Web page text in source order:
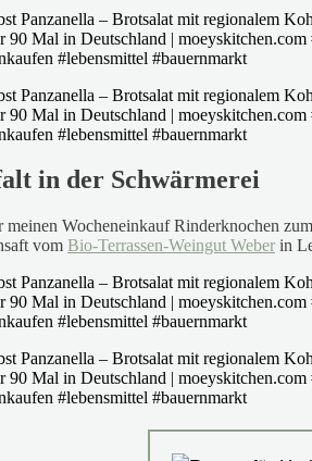
in der Schwärmerei
meinen Wocheneinkauf Rinderknochen
vom Bio-Terrassen-Weingut Weber in